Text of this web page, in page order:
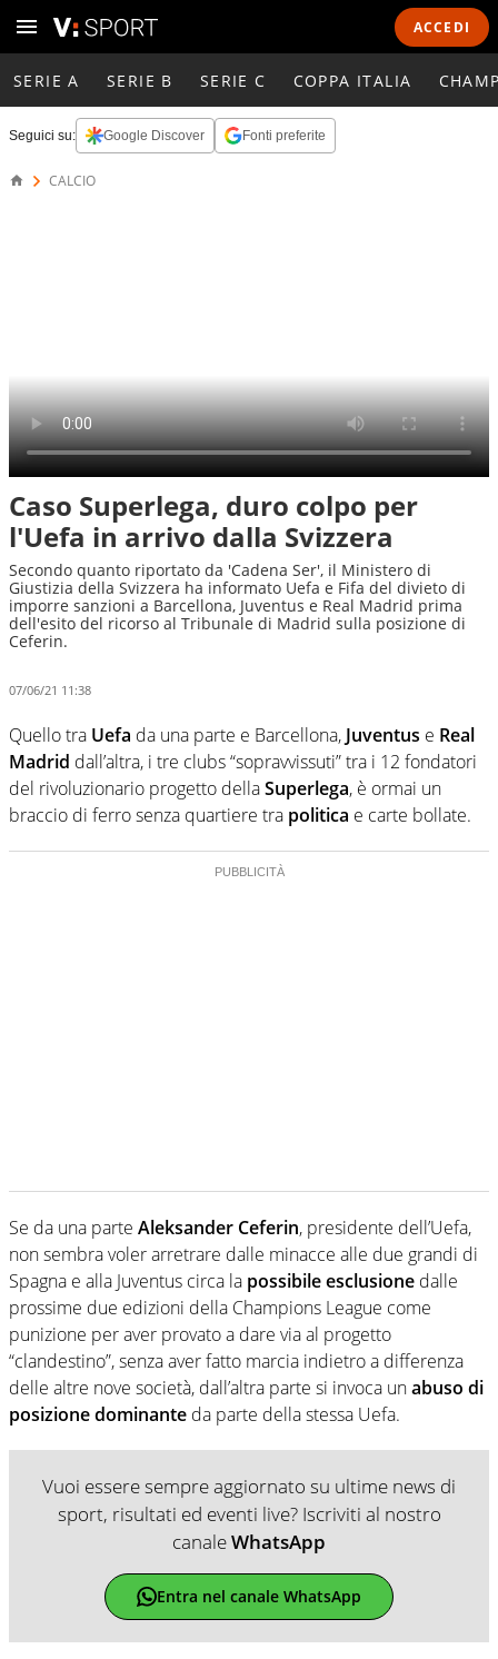
ACCEDI
SERIE A SERIE B SERIE C COPPA ITALIA
Seguici su: Google Discover Fonti preferite
CALCIO
Caso Superlega, duro colpo per
l'Uefa in arrivo dalla Svizzera
Secondo quanto riportato da 'Cadena Ser', il Ministero di
Giustizia della Svizzera ha informato Uefa e Fifa del divieto di
imporre sanzioni a Barcellona, Juventus e Real Madrid prima
dell'esito del ricorso al Tribunale di Madrid sulla posizione di
Ceferin.
07/06/21 11:38
Quello tra Uefa da una parte e Barcellona, Juventus e Real
Madrid dall’altra, i tre clubs “sopravvissuti” tra i 12 fondatori
del rivoluzionario progetto dellaSuperlega, è ormai un
braccio di ferro senza quartiere tra politica e carte bollate.
Se da una parte Aleksander Ceferin, presidente dell’Uefa,
non sembra voler arretrare dalle minacce alle due grandi di
Spagna e alla Juventus circa la possibile esclusione dalle
prossime due edizioni della Champions League come
punizione per aver provato a dare via al progetto
“clandestino”, senza aver fatto marcia indietro a differenza
delle altre nove società, dall’altra parte si invoca unabuso di
posizione dominante da parte della stessa Uefa.
Vuoi essere sempre aggiornato su ultime news di
sport, risultati ed eventi live? Iscriviti al nostro
canaleWhatsApp
Entra nel canale WhatsApp